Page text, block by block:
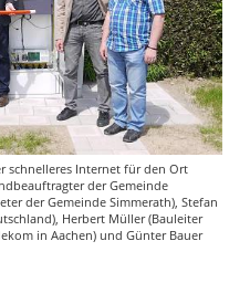
schnelleres Internet für den Ort
der Gemeinde
der Gemeinde Simmerath), Stefan
Herbert Müller (Bauleiter
in Aachen) und Günter Bauer